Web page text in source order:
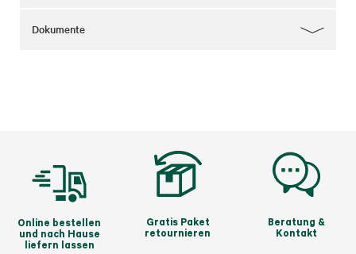
Dokumente
Online bestellen
und nach Hause
liefern lassen
Gratis Paket
retournieren
Beratung &
Kontakt